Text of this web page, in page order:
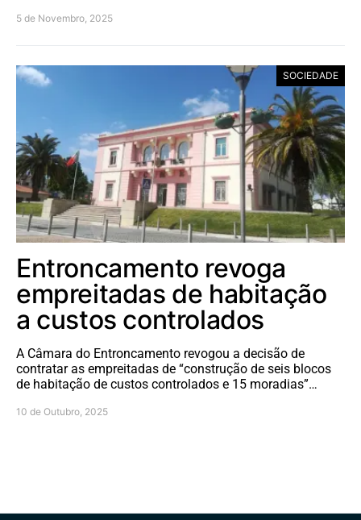
5 de Novembro, 2025
SOCIEDADE
Entroncamento revoga
empreitadas de habitação
a custos controlados
A Câmara do Entroncamento revogou a decisão de
contratar as empreitadas de “construção de seis blocos
de habitação de custos controlados e 15 moradias”…
10 de Outubro, 2025